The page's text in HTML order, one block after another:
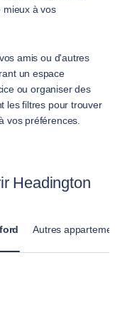
mieux à vos
amis ou d'autres
un espace
ou organiser des
les filtres pour trouver
vos préférences.
Headington
Autres